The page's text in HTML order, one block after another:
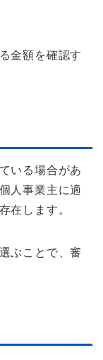
金額を確認す
いる場合があ
人事業主に適
在します。
ぶことで、審